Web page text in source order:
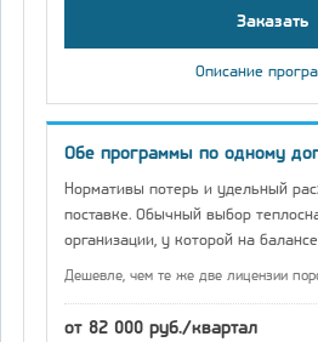
Заказать
Описание
Обе программы по одному
Нормативы потерь и удельный
поставке. Обычный выбор
организации, у которой на
Дешевле, чем те же две лицензии
от 82 000 руб./квартал